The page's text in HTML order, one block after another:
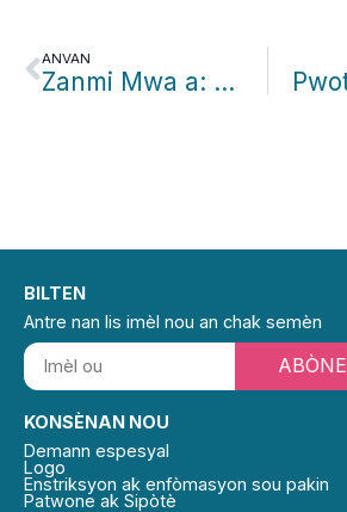
ANVAN
Zanmi Mwa a: Wozmari Ravinal
KONSÈNAN NOU
Demann espesyal
Logo
Enstriksyon ak enfòmasyon sou pakin
Patwone ak Sipòtè
BILTEN
Antre nan lis imèl nou an chak semèn
ABÒNE